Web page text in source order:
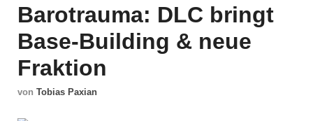
Barotrauma: DLC bringt
Base-Building & neue
Fraktion
von Tobias Paxian